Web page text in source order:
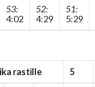
53:
4:02
52:
4:29
51:
5:29
rastille 5